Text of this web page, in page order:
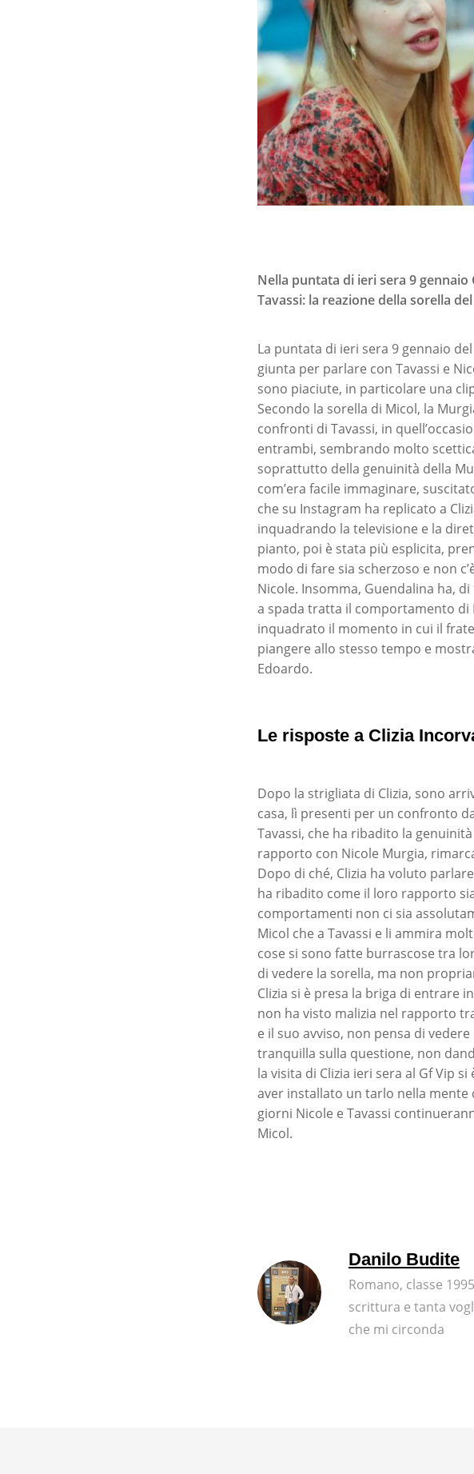
Nella puntata di ieri sera 9
Tavassi: la reazione della sorella
La puntata di ieri sera 9 gennaio
giunta per parlare con Tavassi e
sono piaciute, in particolare una
Secondo la sorella di Micol, la
confronti di Tavassi, in
entrambi, sembrando molto
soprattutto della genuinità della
com’era facile immaginare,
che su Instagram ha replicato a
inquadrando la televisione e la
pianto, poi è stata più esplicita,
modo di fare sia scherzoso e non
Nicole. Insomma, Guendalina ha,
a spada tratta il comportamento di
inquadrato il momento in cui il
piangere allo stesso tempo e
Edoardo.
Le risposte a Clizia
Dopo la strigliata di Clizia, sono
casa, lì presenti per un confronto
Tavassi, che ha ribadito la
rapporto con Nicole Murgia,
Dopo di ché, Clizia ha voluto
ha ribadito come il loro rapporto
comportamenti non ci sia
Micol che a Tavassi e li ammira
cose si sono fatte burrascose tra
di vedere la sorella, ma non
Clizia si è presa la briga di entrare
non ha visto malizia nel rapporto
e il suo avviso, non pensa di
tranquilla sulla questione, non
la visita di Clizia ieri sera al Gf Vip
aver installato un tarlo nella mente
giorni Nicole e Tavassi
Micol.
Danilo Budite
Romano, classe
scrittura e tanta
che mi circonda